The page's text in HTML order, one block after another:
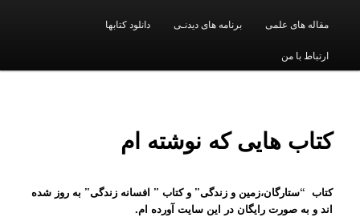
مقاله های علمی برنامه های دیدنـی دانلود کتابها
ارتباط با من
کتاب هایی که نوشته ام
کتاب “ستارگان،زمین و زندگی” و کتاب ” افسانه زندگی” به روز شده
اند و به صورت رایگان در این سایت آورده ام.